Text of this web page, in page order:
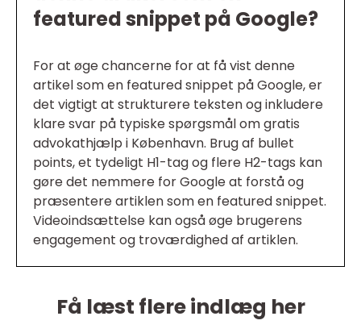
featured snippet på Google?
For at øge chancerne for at få vist denne
artikel som en featured snippet på Google, er
det vigtigt at strukturere teksten og inkludere
klare svar på typiske spørgsmål om gratis
advokathjælp i København. Brug af bullet
points, et tydeligt H1-tag og flere H2-tags kan
gøre det nemmere for Google at forstå og
præsentere artiklen som en featured snippet.
Videoindsættelse kan også øge brugerens
engagement og troværdighed af artiklen.
Få læst flere indlæg her